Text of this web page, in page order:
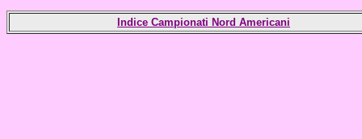
Indice Campionati Nord Americani